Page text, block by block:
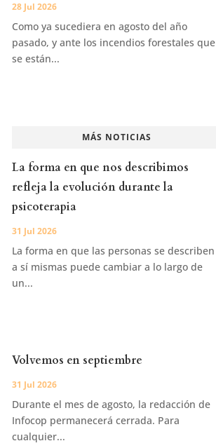
28 Jul 2026
Como ya sucediera en agosto del año
pasado, y ante los incendios forestales que
se están...
MÁS NOTICIAS
La forma en que nos describimos
refleja la evolución durante la
psicoterapia
31 Jul 2026
La forma en que las personas se describen
a sí mismas puede cambiar a lo largo de
un...
Volvemos en septiembre
31 Jul 2026
Durante el mes de agosto, la redacción de
Infocop permanecerá cerrada. Para
cualquier...